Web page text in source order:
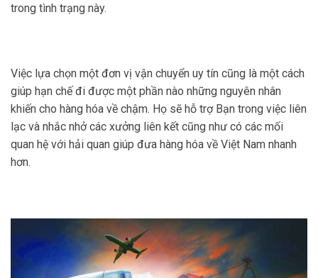
trong tình trạng này.
Việc lựa chọn một đơn vị vận chuyển uy tín cũng là một cách
giúp hạn chế đi được một phần nào những nguyên nhân
khiến cho hàng hóa về chậm. Họ sẽ hỗ trợ Bạn trong việc liên
lạc và nhắc nhở các xưởng liên kết cũng như có các mối
quan hệ với hải quan giúp đưa hàng hóa về Việt Nam nhanh
hơn.